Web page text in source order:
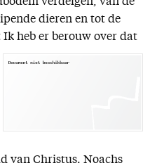
dieren en tot de
Ik heb er berouw over dat
van Christus. Noachs